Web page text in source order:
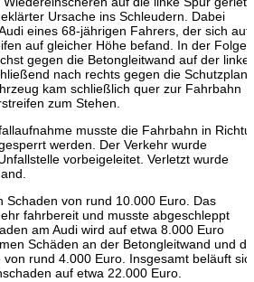
Ursache ins Schleudern. Dabei
eines 68-jährigen Fahrers, der sich auf
auf gleicher Höhe befand. In der Folge
gegen die Betongleitwand auf der
nach rechts gegen die
kam schließlich quer zur Fahrbahn
zum Stehen.
musste die Fahrbahn in
werden. Der Verkehr wurde
vorbeigeleitet. Verletzt wurde
Schaden von rund 10.000 Euro. Das
fahrbereit und musste abgeschleppt
am Audi wird auf etwa 8.000 Euro
Schäden an der Betongleitwand und
von rund 4.000 Euro. Insgesamt beläuft
auf etwa 22.000 Euro.